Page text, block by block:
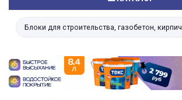
Блоки для строительства, газобетон, кирпич